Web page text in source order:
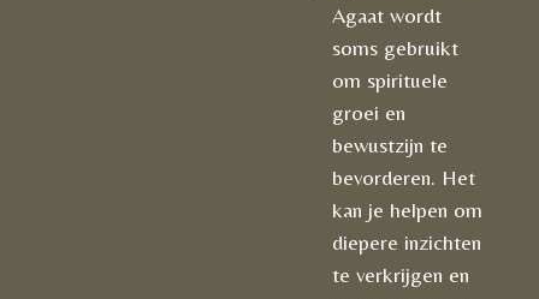
Agaat wordt
soms gebruikt
om spirituele
groei en
bewustzijn te
bevorderen. Het
kan je helpen om
diepere inzichten
te verkrijgen en